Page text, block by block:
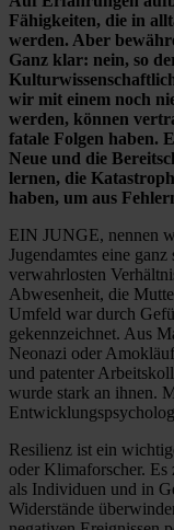
Fähigkeiten, die in
werden. Aber
Ganz klar: nein, so
wir mit einem noch
werden, können
fatale Folgen haben.
Neue und die
lernen, die
haben, um aus
EIN JUNGE, nennen
Jugendamtes eine
verwahrlosten
Abwesenheit, die
Umfeld war durch
gekennzeichnet. Aus
Neonazi oder
und patenter
wurde stark an ihnen.
Resilienz ist ein
oder Klimaforscher. Es
als Individuen und in
Widerstände